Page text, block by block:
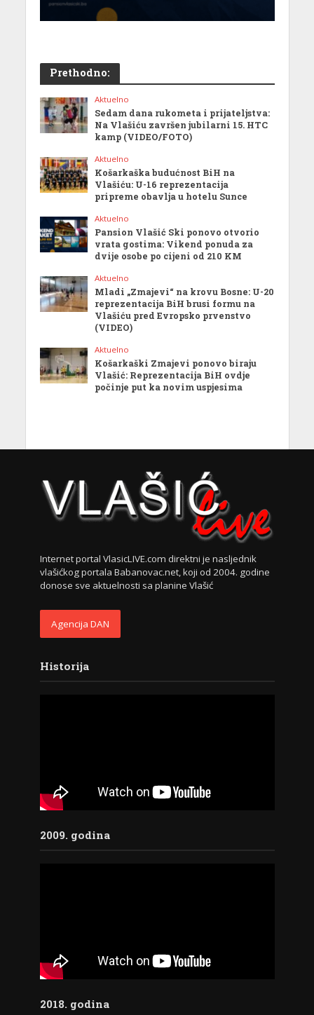
Prethodno:
Aktuelno
Sedam dana rukometa i prijateljstva:
Na Vlašiću završen jubilarni 15. HTC
kamp (VIDEO/FOTO)
Aktuelno
Košarkaška budućnost BiH na
Vlašiću: U-16 reprezentacija
pripreme obavlja u hotelu Sunce
Aktuelno
Pansion Vlašić Ski ponovo otvorio
vrata gostima: Vikend ponuda za
dvije osobe po cijeni od 210 KM
Aktuelno
Mladi „Zmajevi“ na krovu Bosne: U-20
reprezentacija BiH brusi formu na
Vlašiću pred Evropsko prvenstvo
(VIDEO)
Aktuelno
Košarkaški Zmajevi ponovo biraju
Vlašić: Reprezentacija BiH ovdje
počinje put ka novim uspjesima
Internet portal VlasicLIVE.com direktni je nasljednik
vlašićkog portala Babanovac.net, koji od 2004. godine
donose sve aktuelnosti sa planine Vlašić
Agencija DAN
Historija
2009. godina
2018. godina